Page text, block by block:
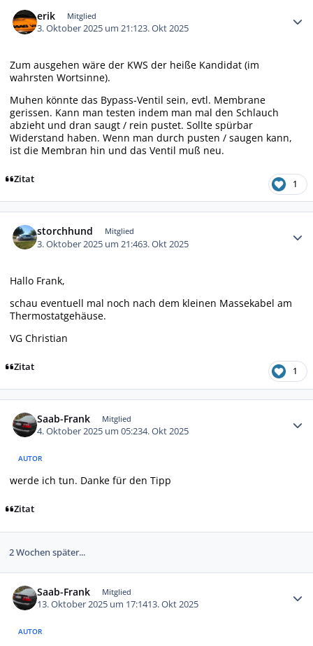
erik Mitglied
3. Oktober 2025 um 21:123. Okt 2025
Zum ausgehen wäre der KWS der heiße Kandidat (im
wahrsten Wortsinne).
Muhen könnte das Bypass-Ventil sein, evtl. Membrane
gerissen. Kann man testen indem man mal den Schlauch
abzieht und dran saugt / rein pustet. Sollte spürbar
Widerstand haben. Wenn man durch pusten / saugen kann,
ist die Membran hin und das Ventil muß neu.
Zitat 1
storchhund Mitglied
3. Oktober 2025 um 21:463. Okt 2025
Hallo Frank,
schau eventuell mal noch nach dem kleinen Massekabel am
Thermostatgehäuse.
VG Christian
Zitat 1
Saab-Frank Mitglied
4. Oktober 2025 um 05:234. Okt 2025
AUTOR
werde ich tun. Danke für den Tipp
Zitat
2 Wochen später...
Saab-Frank Mitglied
13. Oktober 2025 um 17:1413. Okt 2025
AUTOR